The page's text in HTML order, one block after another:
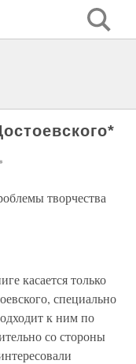
*
творчества
касается только
специально
к ним по
со стороны